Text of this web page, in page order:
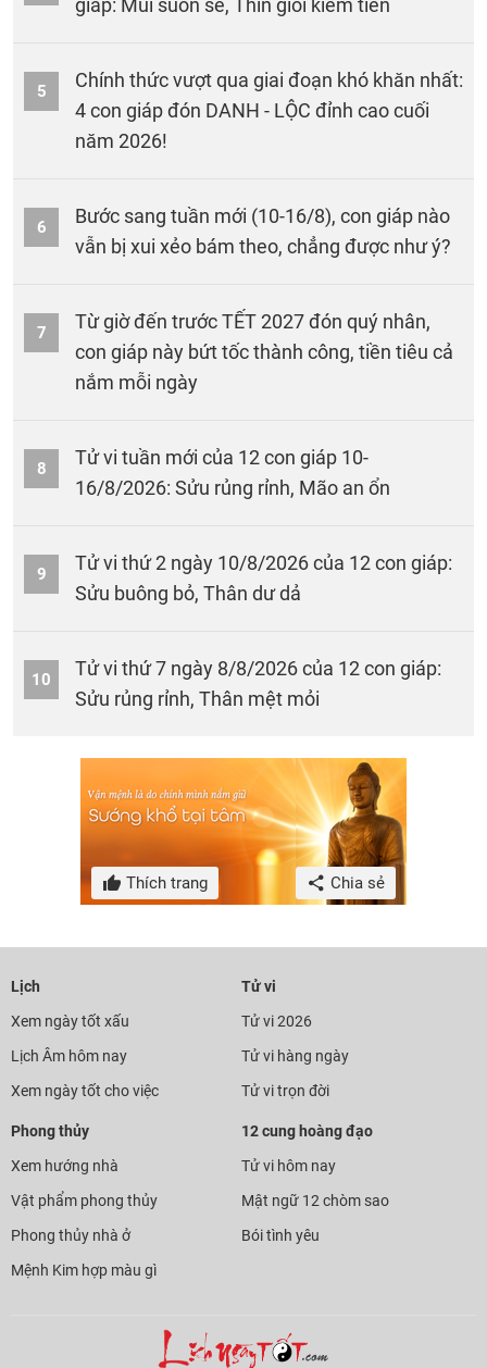
giáp: Mùi suôn sẻ, Thìn giỏi kiếm tiền
5
Chính thức vượt qua giai đoạn khó khăn nhất:
4 con giáp đón DANH - LỘC đỉnh cao cuối
năm 2026!
6
Bước sang tuần mới (10-16/8), con giáp nào
vẫn bị xui xẻo bám theo, chẳng được như ý?
7
Từ giờ đến trước TẾT 2027 đón quý nhân,
con giáp này bứt tốc thành công, tiền tiêu cả
nắm mỗi ngày
8
Tử vi tuần mới của 12 con giáp 10-
16/8/2026: Sửu rủng rỉnh, Mão an ổn
9
Tử vi thứ 2 ngày 10/8/2026 của 12 con giáp:
Sửu buông bỏ, Thân dư dả
10
Tử vi thứ 7 ngày 8/8/2026 của 12 con giáp:
Sửu rủng rỉnh, Thân mệt mỏi
Thích trang Chia sẻ
Lịch
Xem ngày tốt xấu
Lịch Âm hôm nay
Xem ngày tốt cho việc
Tử vi
Tử vi 2026
Tử vi hàng ngày
Tử vi trọn đời
Phong thủy
Xem hướng nhà
Vật phẩm phong thủy
Phong thủy nhà ở
Mệnh Kim hợp màu gì
12 cung hoàng đạo
Tử vi hôm nay
Mật ngữ 12 chòm sao
Bói tình yêu